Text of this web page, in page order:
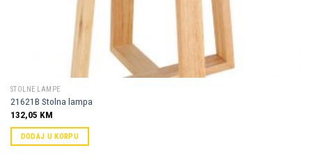
STOLNE LAMPE
21621B Stolna lampa
132,05 KM
DODAJ U KORPU